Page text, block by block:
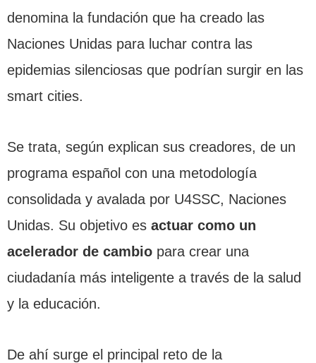
denomina la fundación que ha creado las
Naciones Unidas para luchar contra las
epidemias silenciosas que podrían surgir en las
smart cities.
Se trata, según explican sus creadores, de un
programa español con una metodología
consolidada y avalada por U4SSC, Naciones
Unidas. Su objetivo es actuar como un
acelerador de cambio para crear una
ciudadanía más inteligente a través de la salud
y la educación.
De ahí surge el principal reto de la